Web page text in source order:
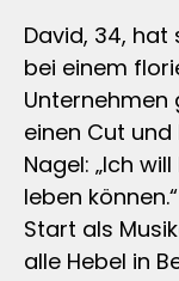
David, 34, hat
bei einem
einen Cut
Nagel: „Ich
leben
Start als
alle Hebel in